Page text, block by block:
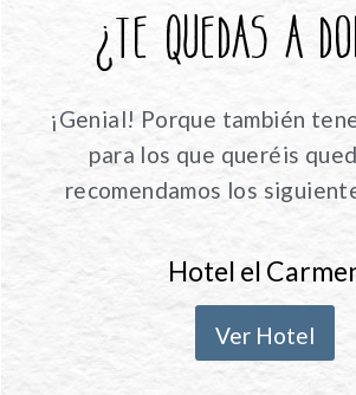
¿Te quedas a
¡Genial! Porque también
para los que queréis
recomendamos los
Hotel el
Ver Hotel